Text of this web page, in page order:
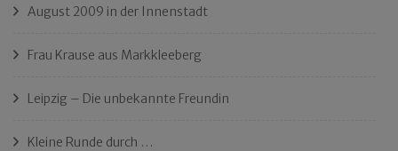
August 2009 in der Innenstadt
Frau Krause aus Markkleeberg
Leipzig – Die unbekannte Freundin
Kleine Runde durch …